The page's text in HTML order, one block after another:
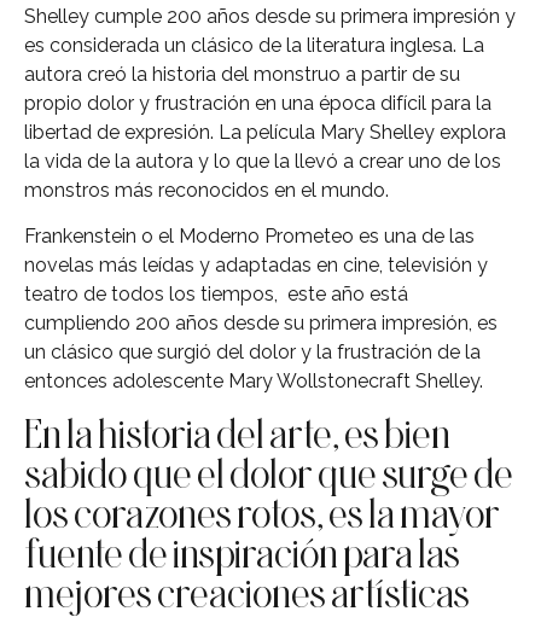
Shelley cumple 200 años desde su primera impresión y
es considerada un clásico de la literatura inglesa. La
autora creó la historia del monstruo a partir de su
propio dolor y frustración en una época difícil para la
libertad de expresión. La película Mary Shelley explora
la vida de la autora y lo que la llevó a crear uno de los
monstros más reconocidos en el mundo.
Frankenstein o el Moderno Prometeo es una de las
novelas más leídas y adaptadas en cine, televisión y
teatro de todos los tiempos, este año está
cumpliendo 200 años desde su primera impresión, es
un clásico que surgió del dolor y la frustración de la
entonces adolescente Mary Wollstonecraft Shelley.
En la historia del arte, es bien
sabido que el dolor que surge de
los corazones rotos, es la mayor
fuente de inspiración para las
mejores creaciones artísticas